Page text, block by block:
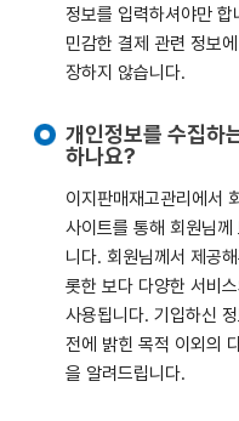
정보를 입력하셔야만
민감한 결제 관련 정보
장하지 않습니다.
개인정보를 수집하
하나요?
이지판매재고관리에서
사이트를 통해 회원님
니다. 회원님께서 제공
롯한 보다 다양한 서비
사용됩니다. 기입하신
전에 밝힌 목적 이외의
을 알려드립니다.